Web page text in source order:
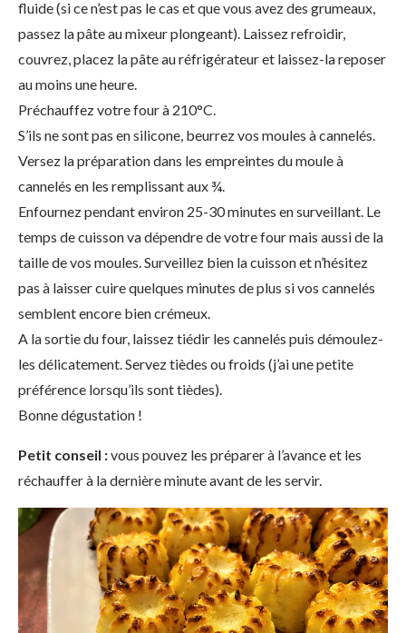
fluide (si ce n’est pas le cas et que vous avez des grumeaux,
passez la pâte au mixeur plongeant). Laissez refroidir,
couvrez, placez la pâte au réfrigérateur et laissez-la reposer
au moins une heure.
Préchauffez votre four à 210°C.
S’ils ne sont pas en silicone, beurrez vos moules à cannelés.
Versez la préparation dans les empreintes du moule à
cannelés en les remplissant aux ¾.
Enfournez pendant environ 25-30 minutes en surveillant. Le
temps de cuisson va dépendre de votre four mais aussi de la
taille de vos moules. Surveillez bien la cuisson et n’hésitez
pas à laisser cuire quelques minutes de plus si vos cannelés
semblent encore bien crémeux.
A la sortie du four, laissez tiédir les cannelés puis démoulez-
les délicatement. Servez tièdes ou froids (j’ai une petite
préférence lorsqu’ils sont tièdes).
Bonne dégustation !
Petit conseil :vous pouvez les préparer à l’avance et les
réchauffer à la dernière minute avant de les servir.